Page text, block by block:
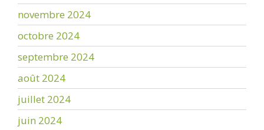
novembre 2024
octobre 2024
septembre 2024
août 2024
juillet 2024
juin 2024